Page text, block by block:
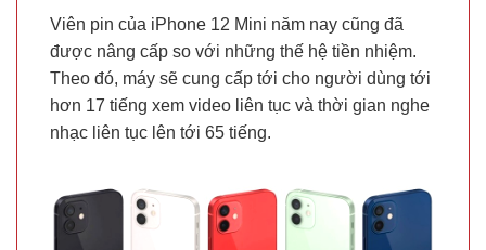
Viên pin của iPhone 12 Mini năm nay cũng đã
được nâng cấp so với những thế hệ tiền nhiệm.
Theo đó, máy sẽ cung cấp tới cho người dùng tới
hơn 17 tiếng xem video liên tục và thời gian nghe
nhạc liên tục lên tới 65 tiếng.